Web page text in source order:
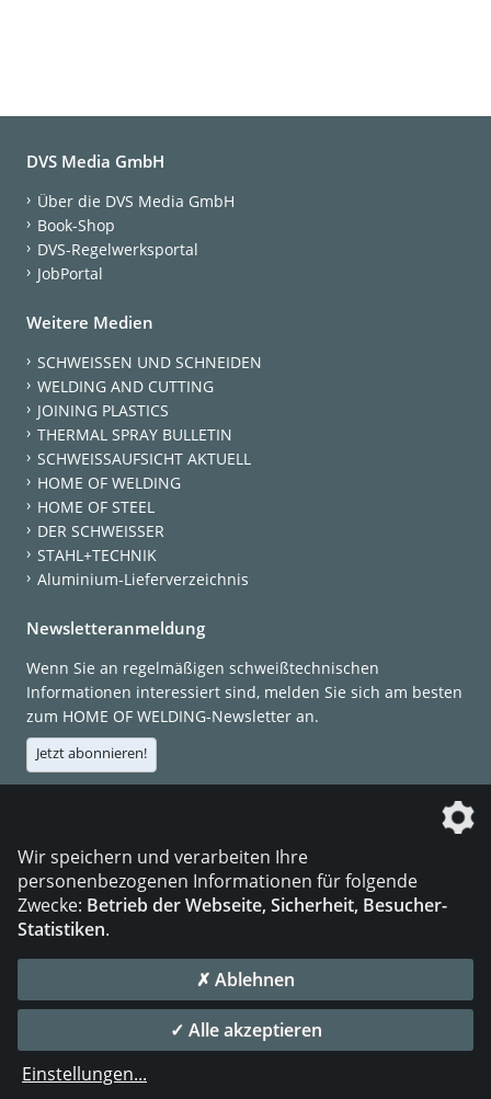
DVS Media GmbH
Über die DVS Media GmbH
Book-Shop
DVS-Regelwerksportal
JobPortal
Weitere Medien
SCHWEISSEN UND SCHNEIDEN
WELDING AND CUTTING
JOINING PLASTICS
THERMAL SPRAY BULLETIN
SCHWEISSAUFSICHT AKTUELL
HOME OF WELDING
HOME OF STEEL
DER SCHWEISSER
STAHL+TECHNIK
Aluminium-Lieferverzeichnis
Newsletteranmeldung
Wenn Sie an regelmäßigen schweißtechnischen
Informationen interessiert sind, melden Sie sich am besten
zum HOME OF WELDING-Newsletter an.
Jetzt abonnieren!
Die DVS Media GmbH ist ein Unternehmen der
© 2026 DVS Media GmbH
Datenschutzeinstellungen
die profilschmiede - Internetagentur
Wir speichern und verarbeiten Ihre
personenbezogenen Informationen für folgende
Zwecke: Betrieb der Webseite, Sicherheit, Besucher-
Statistiken.
✗ Ablehnen
✓ Alle akzeptieren
Einstellungen...